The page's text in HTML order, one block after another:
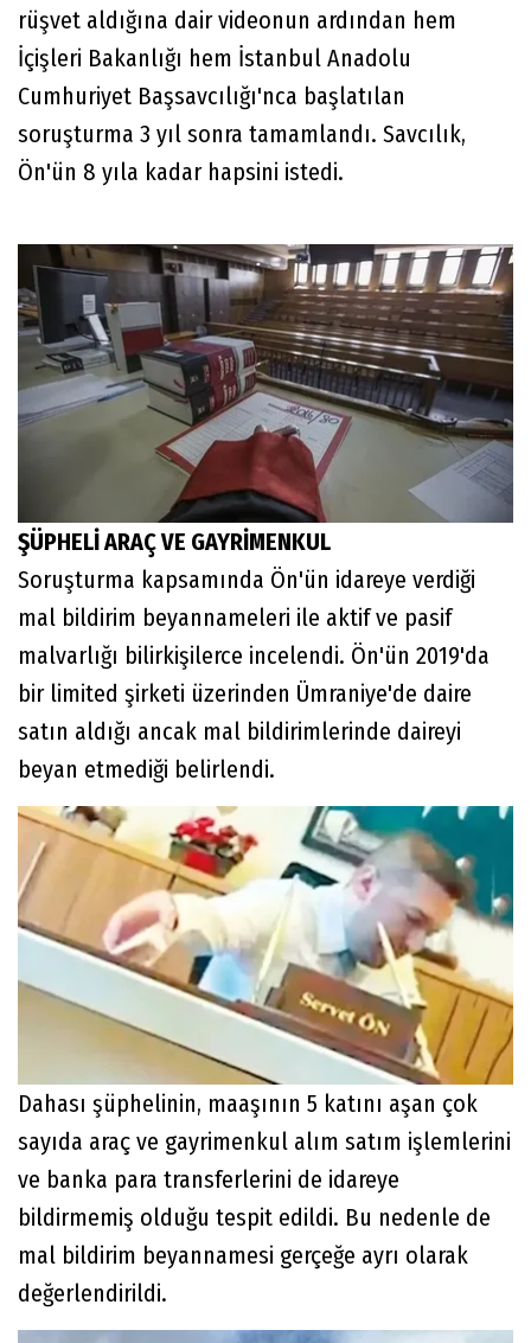
rüşvet aldığına dair videonun ardından hem
İçişleri Bakanlığı hem İstanbul Anadolu
Cumhuriyet Başsavcılığı'nca başlatılan
soruşturma 3 yıl sonra tamamlandı. Savcılık,
Ön'ün 8 yıla kadar hapsini istedi.
ŞÜPHELİ ARAÇ VE GAYRİMENKUL
Soruşturma kapsamında Ön'ün idareye verdiği
mal bildirim beyannameleri ile aktif ve pasif
malvarlığı bilirkişilerce incelendi. Ön'ün 2019'da
bir limited şirketi üzerinden Ümraniye'de daire
satın aldığı ancak mal bildirimlerinde daireyi
beyan etmediği belirlendi.
Dahası şüphelinin, maaşının 5 katını aşan çok
sayıda araç ve gayrimenkul alım satım işlemlerini
ve banka para transferlerini de idareye
bildirmemiş olduğu tespit edildi. Bu nedenle de
mal bildirim beyannamesi gerçeğe ayrı olarak
değerlendirildi.